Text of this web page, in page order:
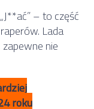
– to część
Lada
nie
roku